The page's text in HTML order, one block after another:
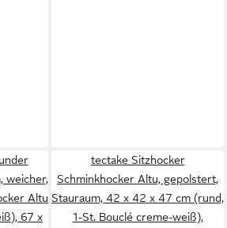
weicher,
Altu
67 x
tectake Sitzhocker
Schminkhocker Altu, gepolstert,
Stauraum, 42 x 42 x 47 cm (rund,
1-St. Bouclé creme-weiß),